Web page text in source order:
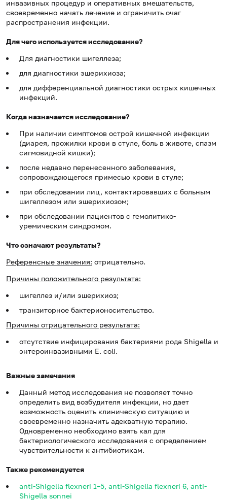
инвазивных процедур и оперативных вмешательств,
своевременно начать лечение и ограничить очаг
распространения инфекции.
Для чего используется исследование?
Для диагностики шигеллеза;
для диагностики эшерихиоза;
для дифференциальной диагностики острых кишечных
инфекций.
Когда назначается исследование?
При наличии симптомов острой кишечной инфекции
(диарея, прожилки крови в стуле, боль в животе, спазм
сигмовидной кишки);
после недавно перенесенного заболевания,
сопровождающегося примесью крови в стуле;
при обследовании лиц, контактировавших с больным
шигеллезом или эшерихиозом;
при обследовании пациентов с гемолитико-
уремическим синдромом.
Что означают результаты?
Референсные значения: отрицательно.
Причины положительного результата:
шигеллез и/или эшерихиоз;
транзиторное бактерионосительство.
Причины отрицательного результата:
отсутствие инфицирования бактериями рода Shigella и
энтероинвазивными E. coli.
Важные замечания
Данный метод исследования не позволяет точно
определить вид возбудителя инфекции, но дает
возможность оценить клиническую ситуацию и
своевременно назначить адекватную терапию.
Одновременно необходимо взять кал для
бактериологического исследования с определением
чувствительности к антибиотикам.
Также рекомендуется
anti-Shigella flexneri 1–5, anti-Shigella flexneri 6, anti-
Shigella sonnei